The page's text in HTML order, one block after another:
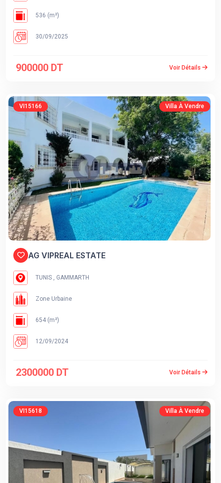
536 (m²)
30/09/2025
900000 DT Voir Détails
VI15166 Villa À Vendre
AG VIPREAL ESTATE
TUNIS , GAMMARTH
Zone Urbaine
654 (m²)
12/09/2024
2300000 DT Voir Détails
VI15618 Villa À Vendre